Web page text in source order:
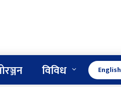
विविध English